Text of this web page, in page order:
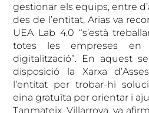
gestionar els equips, entre
des de l’entitat, Arias va
UEA Lab 4.0 “s’està
totes les empreses en
digitalització”. En aquest
disposició la Xarxa
l’entitat per trobar-hi
eina gratuïta per orientar i
Tanmateix, Villarroya, va